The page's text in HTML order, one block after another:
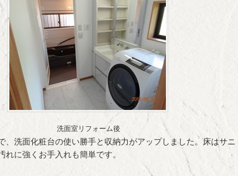
洗面室リフォーム後
、洗面化粧台の使い勝手と収納力がアップしました。床はサニ
に強くお手入れも簡単です。